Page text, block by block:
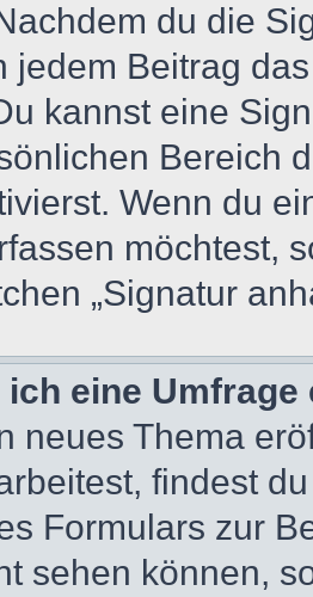
du die
jedem Beitrag
kannst eine
Bereich
Wenn du
möchtest,
„Signatur
ich eine
neues Thema
findest
Formulars zur
sehen können,